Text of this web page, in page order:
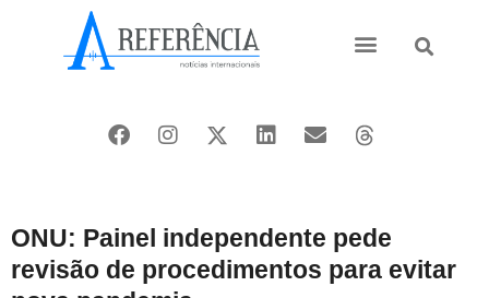
ONU: Painel independente pede
revisão de procedimentos para evitar